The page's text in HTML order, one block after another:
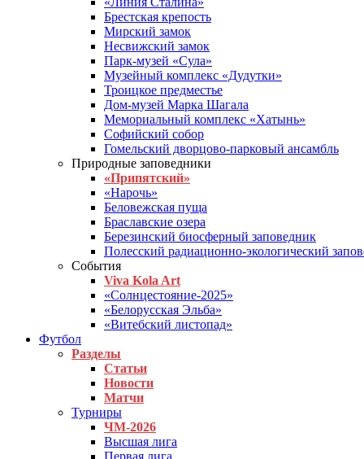
Брестская крепость
Мирский замок
Несвижский замок
Парк-музей «Сула»
Музейный комплекс «Дудутки»
Троицкое предместье
Дом-музей Марка Шагала
Мемориальный комплекс «Хатынь»
Софийский собор
Гомельский дворцово-парковый ансамбль
Природные заповедники
«Припятский»
«Нарочь»
Беловежская пуща
Браславские озера
Березинский биосферный заповедник
Полесский радиационно-экологический
События
Viva Kola Art
«Солнцестояние-2025»
«Белорусская Эльба»
«Витебский листопад»
Футбол
Разделы
Статьи
Новости
Матчи
Турниры
ЧМ-2026
Высшая лига
Первая лига